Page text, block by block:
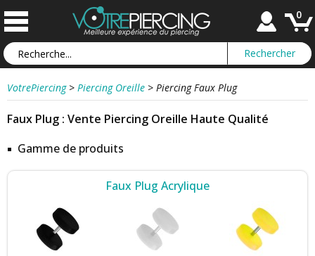
0
VotrePiercing > Piercing Oreille > Piercing Faux Plug
Faux Plug : Vente Piercing Oreille Haute Qualité
Gamme de produits
Faux Plug Acrylique